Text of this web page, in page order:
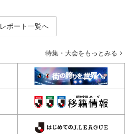
レポート一覧へ
特集・大会をもっとみる